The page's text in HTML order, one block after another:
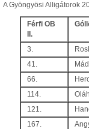
A Gyöngyösi Alligátorok
Férfi OB
II.
3.
41.
66.
114.
121.
167.